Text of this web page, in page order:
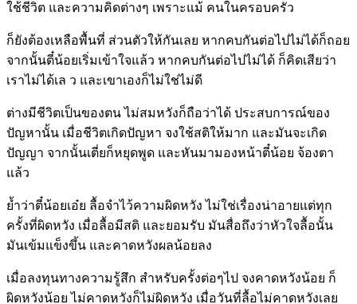
ใช้ชีวิต และความคิดต่างๆ เพราะแม้ คนในครอบครัว
ก็ยังต้องเหลือพื้นที่ ส่วนตัวให้กันเลย หากคบกันต่อไปไม่ได้ก็ถอย
จากนั้นตี๋น้อยเริ่มเข้าใจแล้ว หากคบกันต่อไปไม่ได้ ก็คิดเสียว่า
เราไม่ได้เล ว และเขาเองก็ไม่ใช่ไม่ดี
ต่างมีชีวิตเป็นของตน ไม่สมหวังก็ถือว่าได้ ประสบการณ์ของ
ปัญหานั้น เมื่อชีวิตเกิดปัญหา จงใช้สติให้มาก และมันจะเกิด
ปัญญา จากนั้นเตี่ยก็หยุดพูด และหันมามองหน้าตี๋น้อย จ้องตา
แล้ว
ย้ำว่าตี๋น้อยเอ๋ย ลื้อจำไว้ความผิดหวัง ไม่ใช่เรื่องน่าอายแต่ทุก
ครั้งที่ผิดหวัง เมื่อลื้อมีสติ และยอมรับ มันสื่อถึงว่าหัวใจลื้อนั้น
มันเข้มแข็งขึ้น และคาดหวังผลน้อยลง
เมื่อลงทุนทางความรู้สึก สำหรับครั้งต่อๆไป จงคาดหวังน้อย ก็
ผิดหวังน้อย ไม่คาดหวังก็ไม่ผิดหวัง เมื่อวันที่ลื้อไม่คาดหวังเลย